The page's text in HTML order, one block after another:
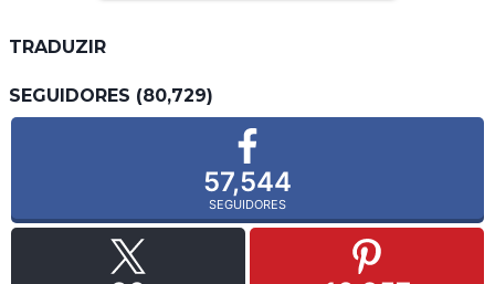
TRADUZIR
SEGUIDORES (80,729)
57,544
SEGUIDORES